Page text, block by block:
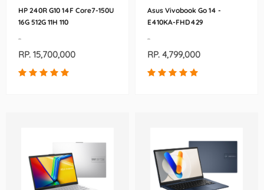
HP 240R G10 14F Core7-150U
16G 512G 11H 110
-
RP. 15,700,000
Asus Vivobook Go 14 -
E410KA-FHD429
-
RP. 4,799,000